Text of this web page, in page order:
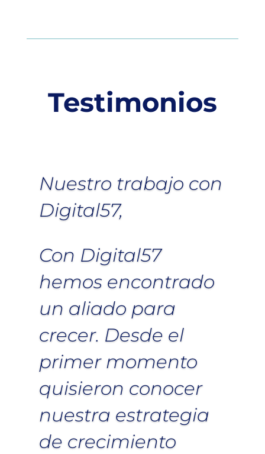
Testimonios
Nuestro trabajo con
Digital57,
Con Digital57
hemos encontrado
un aliado para
crecer. Desde el
primer momento
quisieron conocer
nuestra estrategia
de crecimiento